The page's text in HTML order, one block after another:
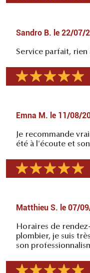
Sandro B. le 22/07/
Service parfait, rien
Emna M. le 11/08/
Je recommande
été à l'écoute et
Matthieu S. le 07/
Horaires de
plombier, je suis
son